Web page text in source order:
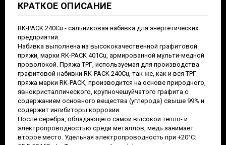
КРАТКОЕ ОПИСАНИЕ
RK-PACK 240Cu - сальниковая набивка для энергетических
предприятий.
Набивка выполнена из высококачественной графитовой
пряжи, марки RK-PACK 401Cu, армированной мульти-медной
проволокой. Пряжа ТРГ, используемая для производства
графитовой набивки RK-PACK 240Cu, так же, как и вся ТРГ
пряжа марки RK-PACK, производится на основе природного,
явнокристаллического, крупночешуйчатого графита с
содержанием основного вещества (углерода) свыше 99% и
содержит ингибиторы коррозии.
После серебра, обладающего самой высокой тепло- и
электропроводностью среди металлов, медь занимает
второе место. Удельная электропроводность при +20°C: